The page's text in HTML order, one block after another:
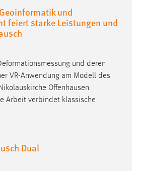
und
feiert starke Leistungen und
und deren
VR-Anwendung am Modell des
Offenhausen
Arbeit verbindet klassische
Dual
wird in diesem Cookie
eingeloggt ist.
die gewählte Sprache der Website.